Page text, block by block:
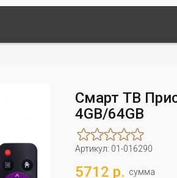
Смарт ТВ
4GB/64GB
Артикул: 01-016290
5712 р. сумма